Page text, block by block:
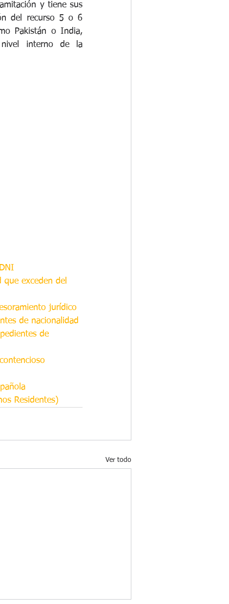
y tiene sus
del recurso 5 o 6
Pakistán o India,
interno de la
que exceden del
jurídico
de nacionalidad
de
Residentes)
Ver todo